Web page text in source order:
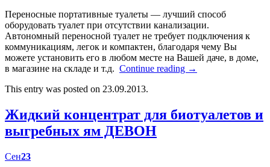
Переносные портативные туалеты — лучший способ
оборудовать туалет при отсутствии канализации.
Автономный переносной туалет не требует подключения к
коммуникациям, легок и компактен, благодаря чему Вы
можете установить его в любом месте на Вашей даче, в доме,
в магазине на складе и т.д. Continue reading →
This entry was posted on 23.09.2013.
Жидкий концентрат для биотуалетов и
выгребных ям ДЕВОН
Сен23